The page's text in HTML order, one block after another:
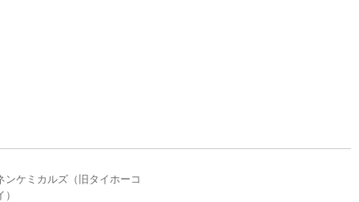
ンケミカルズ（旧タイホーコ